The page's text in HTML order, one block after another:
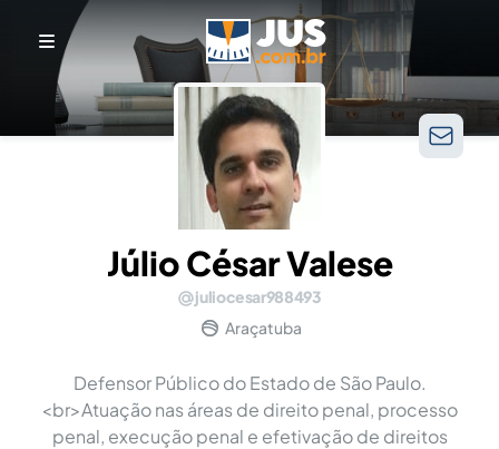
Júlio César Valese
juliocesar988493
Araçatuba
Defensor Público do Estado de São Paulo.
<br>Atuação nas áreas de direito penal, processo
penal, execução penal e efetivação de direitos